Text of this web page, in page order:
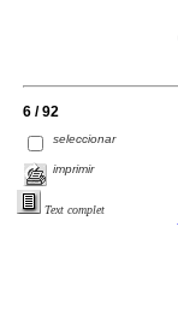
6 / 92
seleccionar
imprimir
Text complet